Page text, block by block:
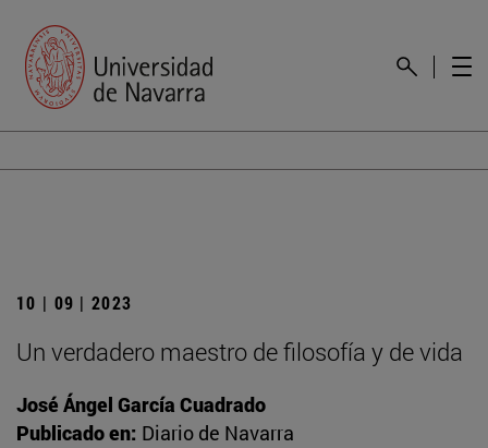
10 | 09 | 2023
Un verdadero maestro de filosofía y de vida
José Ángel García Cuadrado
Publicado en: Diario de Navarra